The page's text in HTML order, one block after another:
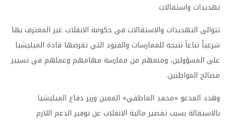
تهديدات واستقالات
تتوالى التهديدات والاستقالات في حكومة الانقلاب غير المعترف بها
شرعياً تباعاً نتيجة للممارسات والقيود التي تفرضها قادة الميليشيا
على المسؤولين، ومنعهم من ممارسة مهامهم وعملهم في تسيير
مصالح المواطنين.
وهدد المدعو «محمد العاطفي» المعين وزير دفاع الميليشيا
بالاستقالة بسبب تقصير مالية الانقلاب عن توفير الدعم اللازم